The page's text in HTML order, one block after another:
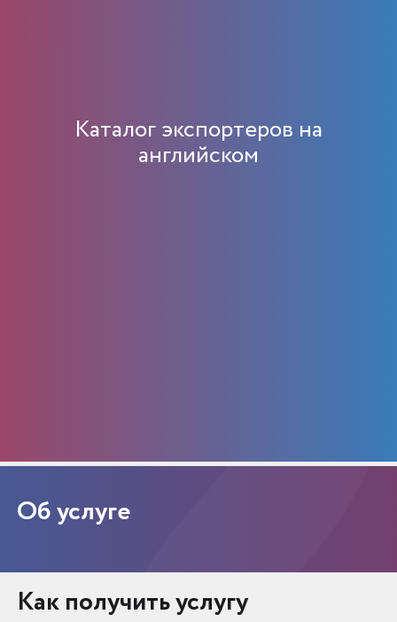
Каталог экспортеров на
английском
Об услуге
Как получить услугу